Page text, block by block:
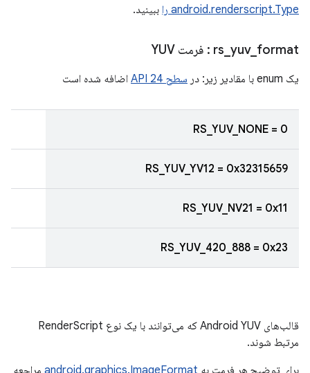
android.renderscript.Type را
ببینید.
rs yuv_ format : فرمت YUV
یک enum با مقادیر زیر: در سطح 24 API اضافه شده است
RS_YUV_NONE = 0
RS_YUV_YV12 = 0x32315659
RS_YUV_NV21 = 0x11
RS_YUV_420_888 = 0x23
قالب‌های Android YUV که می‌توانند با یک نوع RenderScript
مرتبط شوند.
برای توضیح هر فرمت به android.graphics.ImageFormat مراجعه